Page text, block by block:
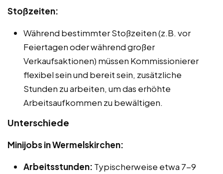
Stoßzeiten:
Während bestimmter Stoßzeiten (z.B. vor
Feiertagen oder während großer
Verkaufsaktionen) müssen Kommissionierer
flexibel sein und bereit sein, zusätzliche
Stunden zu arbeiten, um das erhöhte
Arbeitsaufkommen zu bewältigen.
Unterschiede
Minijobs in Wermelskirchen:
Arbeitsstunden: Typischerweise etwa 7-9